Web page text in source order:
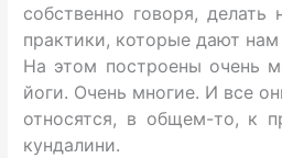
собственно говоря, делать
практики, которые дают
На этом построены очень
йоги. Очень многие. И все
относятся, в общем-то, к
кундалини.